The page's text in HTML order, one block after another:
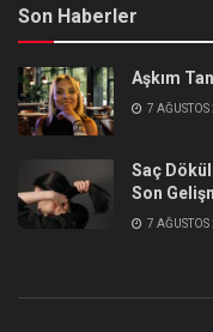
Son Haberler
Aşkım
7
Saç
Son
7